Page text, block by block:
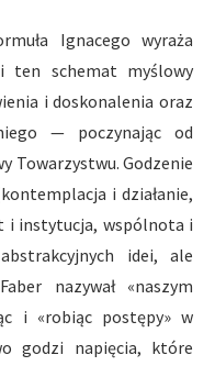
Ignacego wyraża
schemat myślowy
i doskonalenia oraz
— poczynając od
Towarzystwu. Godzenie
i działanie,
i instytucja, wspólnota i
idei, ale
nazywał «naszym
i «robiąc postępy» w
godzi napięcia, które